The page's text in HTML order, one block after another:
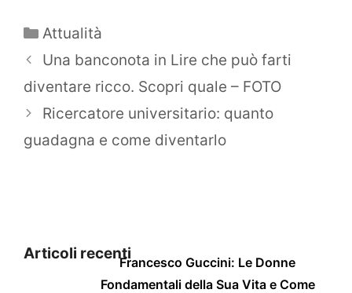
Categorie
Attualità
Una banconota in Lire che può farti
diventare ricco. Scopri quale – FOTO
Ricercatore universitario: quanto
guadagna e come diventarlo
Articoli recentiFrancesco Guccini: Le Donne
Fondamentali della Sua Vita e Come